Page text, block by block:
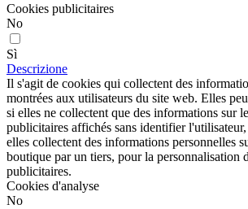
Cookies publicitaires
No
Sì
Descrizione
Il s'agit de cookies qui collectent des
montrées aux utilisateurs du site web. Elles
si elles ne collectent que des informations sur
publicitaires affichés sans identifier l'utilisateur,
elles collectent des informations personnelles
boutique par un tiers, pour la personnalisation
publicitaires.
Cookies d'analyse
No